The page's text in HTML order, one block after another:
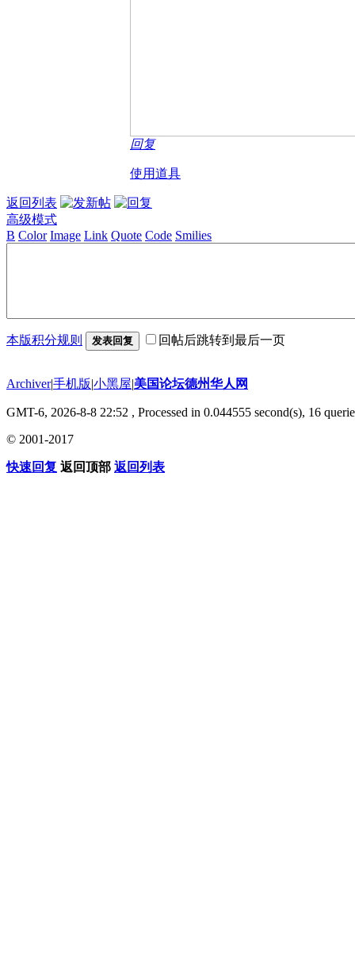
回复
使用道具
返回列表
高级模式
B Color Image Link Quote Code Smilies
本版积分规则 发表回复 回帖后跳转到最后一页
Archiver|手机版|小黑屋|美国论坛德州华人网
GMT-6, 2026-8-8 22:52 , Processed in 0.044555 second(s), 16
© 2001-2017
快速回复 返回顶部 返回列表